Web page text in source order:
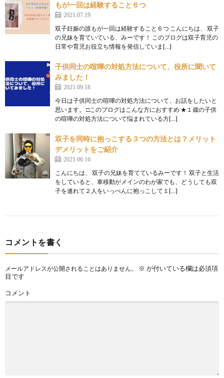
もが一回は経験すること６つ
2021.07.19
双子妊娠の誰もが一回は経験すること６つ こんにちは、 双子
の兄妹を育ていている、みーです！ このブログは双子育児の
日常や育児お役立ち情報を発信していま[…]
子供同士の喧嘩の対処方法について、役所に聞いて
みました！
2021.09.18
今日は子供同士の喧嘩の対処方法について、お話をしたいと
思います。 □このブログはこんな方におすすめ ★１歳の子供
の喧嘩の対処方法について悩まれている方[…]
双子を同時に抱っこする３つの方法とは？メリット
デメリットをご紹介
2021.06.16
こんにちは、 双子の兄妹を育てているみーです！ 双子と生活
をしていると、車移動がメインのわが家でも、どうしても双
子を連れて２人をいっぺんに抱っこして１[…]
コメントを書く
メールアドレスが公開されることはありません。 ※ が付いている欄は必須項
目です
コメント